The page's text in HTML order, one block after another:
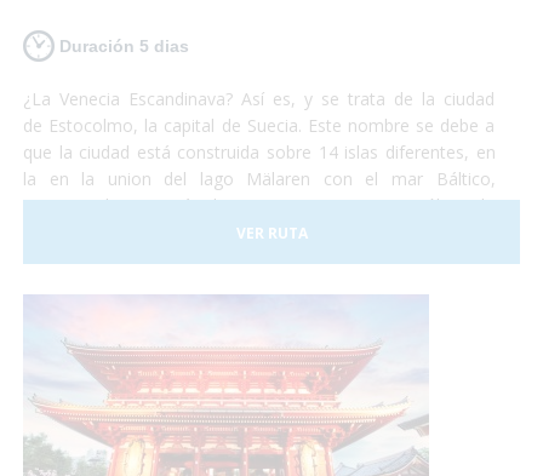
Duración 5 dias
¿La Venecia Escandinava? Así es, y se trata de la ciudad
de Estocolmo, la capital de Suecia. Este nombre se debe a
que la ciudad está construida sobre 14 islas diferentes, en
la en la union del lago Mälaren con el mar Báltico,
comunicadas por más de cincuenta puentes. No sólo es la
capital de Suecia sino que se la puede considerar como una
de las capitales del mundo, líder en muchos de los campos
y, ¡Vete ya a conocer la fantástica ciudad de Estocolmo!¡No
te defraudará! Y no debes preocuparte por nada, ¡Sólo de
disfrutar!
VER RUTA